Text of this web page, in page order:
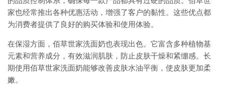
家也经常推出各种优惠活动，增强了客户的黏性。这些优点都
为消费者提供了良好的购买体验和使用体验。
在保湿方面，佰草世家洗面奶也表现出色。它富含多种植物基
元素和营养成分，有效滋润肌肤，防止皮肤干燥和紧绷感。长
期使用佰草世家洗面奶能够改善皮肤水油平衡，使皮肤更加柔
嫩。